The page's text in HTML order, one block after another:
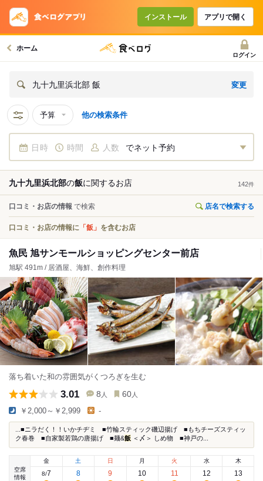
インストール アプリで開く
ホーム
ログイン
九十九里浜北部 飯 変更
予算 他の検索条件
日時 時間 人数 でネット予約
九十九里浜北部の飯に関するお店 142件
口コミ・お店の情報 で検索 店名で検索する
口コミ・お店の情報に 「飯」 を含むお店
魚民 旭サンモールショッピングセンター前店
旭駅 491m / 居酒屋、海鮮、創作料理
落ち着いた和の雰囲気がくつろぎを生む
3.01 8 人 60 人
￥2,000～￥2,999 -
...■ニラだく！！いかチヂミ ■竹輪スティック磯辺揚げ ■もちチーズスティッ
ク春巻 ■自家製若鶏の唐揚げ ■麺&飯 ＜〆＞ しめ物 ■神戸の...
空席
情報
金
8/7
土
8
日
9
月
10
火
11
水
12
木
13